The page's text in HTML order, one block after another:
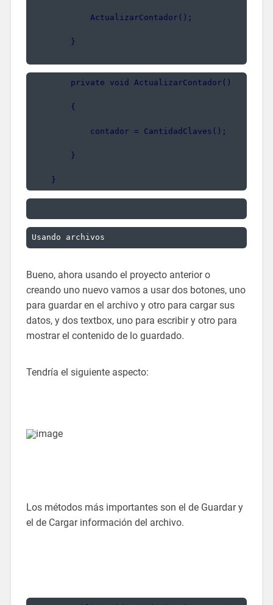
            ActualizarContador();
        }
        private void ActualizarContador()
        {
            contador = CantidadClaves();
        }
    }
Usando archivos
Bueno, ahora usando el proyecto anterior o
creando uno nuevo vamos a usar dos botones, uno
para guardar en el archivo y otro para cargar sus
datos, y dos textbox, uno para escribir y otro para
mostrar el contenido de lo guardado.
Tendría el siguiente aspecto:
Los métodos más importantes son el de Guardar y
el de Cargar información del archivo.